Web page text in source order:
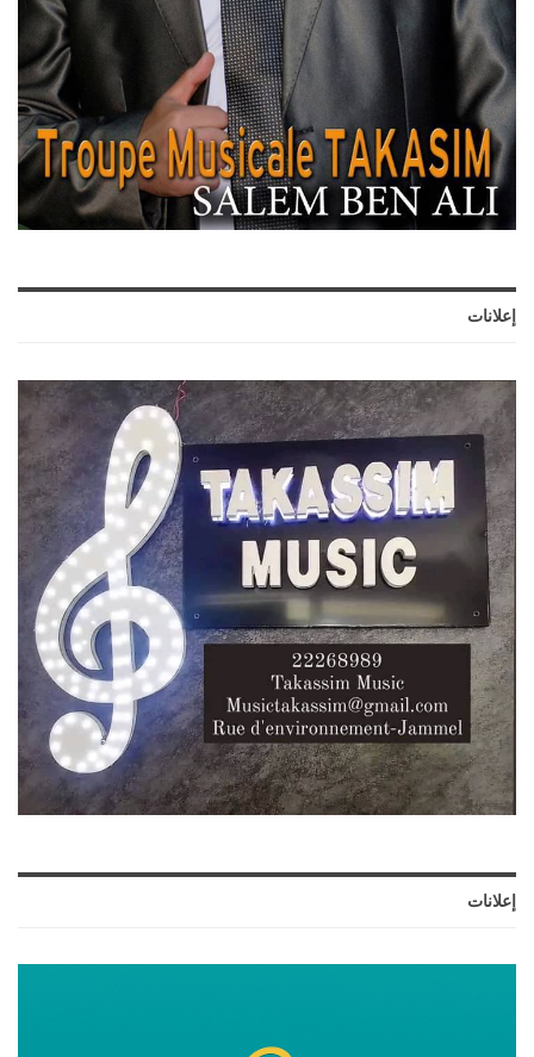
إعلانات
إعلانات